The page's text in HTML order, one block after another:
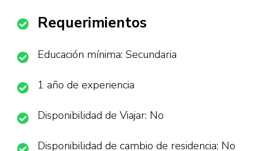
Requerimientos
Educación mínima: Secundaria
1 año de experiencia
Disponibilidad de Viajar: No
Disponibilidad de cambio de residencia: No